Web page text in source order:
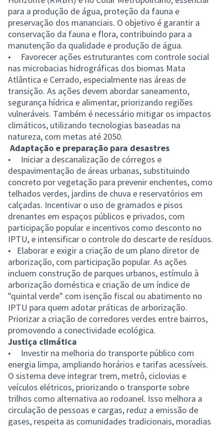
para a produção de água, proteção da fauna e
preservação dos mananciais. O objetivo é garantir a
conservação da fauna e flora, contribuindo para a
manutenção da qualidade e produção de água.
• Favorecer ações estruturantes com controle social
nas microbacias hidrográficas dos biomas Mata
Atlântica e Cerrado, especialmente nas áreas de
transição. As ações devem abordar saneamento,
segurança hídrica e alimentar, priorizando regiões
vulneráveis. Também é necessário mitigar os impactos
climáticos, utilizando tecnologias baseadas na
natureza, com metas até 2050.
Adaptação e preparação para desastres
• Iniciar a descanalização de córregos e
despavimentação de áreas urbanas, substituindo
concreto por vegetação para prevenir enchentes, como
telhados verdes, jardins de chuva e reservatórios em
calçadas. Incentivar o uso de gramados e pisos
drenantes em espaços públicos e privados, com
participação popular e incentivos como desconto no
IPTU, e intensificar o controle do descarte de resíduos.
• Elaborar e exigir a criação de um plano diretor de
arborização, com participação popular. As ações
incluem construção de parques urbanos, estímulo à
arborização doméstica e criação de um índice de
"quintal verde" com isenção fiscal ou abatimento no
IPTU para quem adotar práticas de arborização.
Priorizar a criação de corredores verdes entre bairros,
promovendo a conectividade ecológica.
Justiça climática
• Investir na melhoria do transporte público com
energia limpa, ampliando horários e tarifas acessíveis.
O sistema deve integrar trem, metrô, ciclovias e
veículos elétricos, priorizando o transporte sobre
trilhos como alternativa ao rodoanel. Isso melhora a
circulação de pessoas e cargas, reduz a emissão de
gases, respeita as comunidades tradicionais, moradias